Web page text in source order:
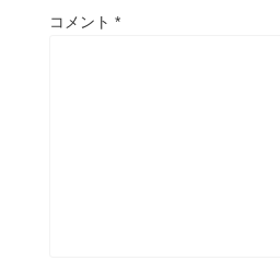
コメント *